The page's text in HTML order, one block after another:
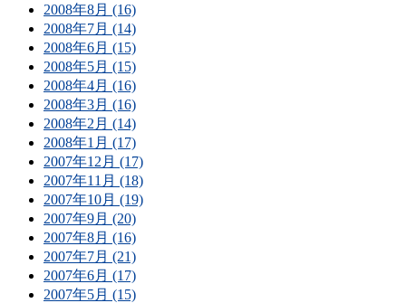
2008年8月 (16)
2008年7月 (14)
2008年6月 (15)
2008年5月 (15)
2008年4月 (16)
2008年3月 (16)
2008年2月 (14)
2008年1月 (17)
2007年12月 (17)
2007年11月 (18)
2007年10月 (19)
2007年9月 (20)
2007年8月 (16)
2007年7月 (21)
2007年6月 (17)
2007年5月 (15)